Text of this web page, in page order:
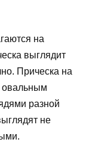
на
выглядит
Прическа на
овальным
разной
не